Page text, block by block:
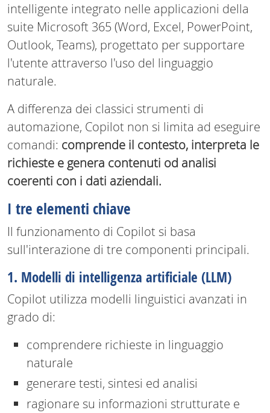
intelligente integrato nelle applicazioni della
suite Microsoft 365 (Word, Excel, PowerPoint,
Outlook, Teams), progettato per supportare
l'utente attraverso l'uso del linguaggio
naturale.
A differenza dei classici strumenti di
automazione, Copilot non si limita ad eseguire
comandi: comprende il contesto, interpreta le
richieste e genera contenuti od analisi
coerenti con i dati aziendali.
I tre elementi chiave
Il funzionamento di Copilot si basa
sull'interazione di tre componenti principali.
1. Modelli di intelligenza artificiale (LLM)
Copilot utilizza modelli linguistici avanzati in
grado di:
comprendere richieste in linguaggio
naturale
generare testi, sintesi ed analisi
ragionare su informazioni strutturate e